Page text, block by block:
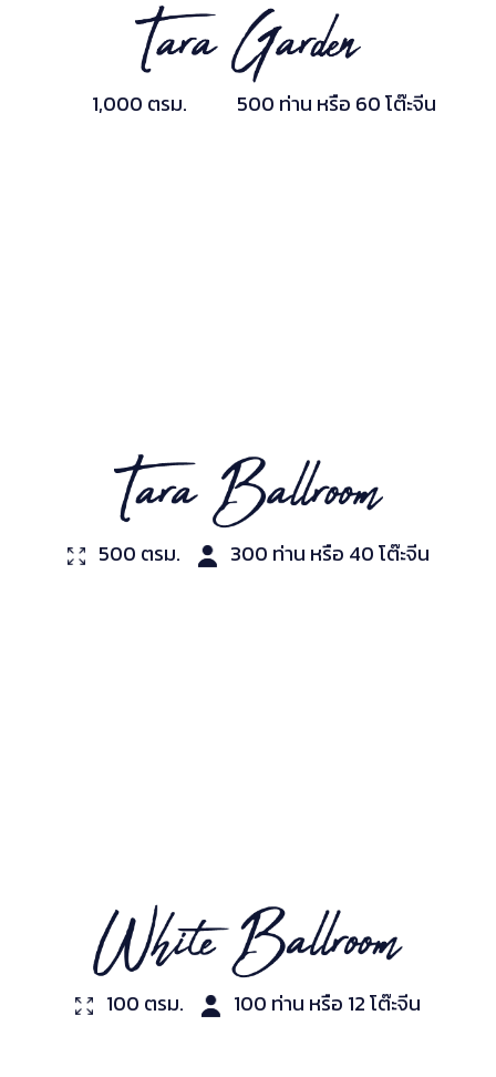
1,000 ตรม. 500 ท่าน หรือ 60 โต๊ะจีน
500 ตรม. 300 ท่าน หรือ 40 โต๊ะจีน
100 ตรม. 100 ท่าน หรือ 12 โต๊ะจีน